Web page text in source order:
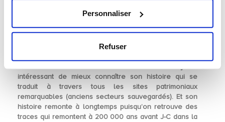
Personnaliser
Refuser
Le Temple-Neuf de Metz
HISTOIRE DE LA VILLE
intéressant de mieux connaître son histoire qui se
traduit à travers tous les sites patrimoniaux
remarquables (anciens secteurs sauvegardés). Et son
histoire remonte à longtemps puisqu’on retrouve des
traces qui remontent à 200 000 ans avant J-C dans la